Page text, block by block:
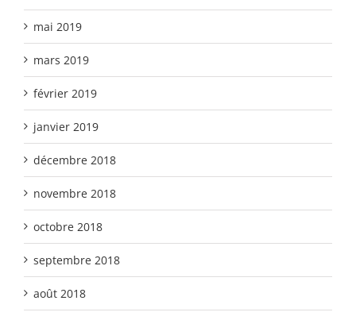
mai 2019
mars 2019
février 2019
janvier 2019
décembre 2018
novembre 2018
octobre 2018
septembre 2018
août 2018